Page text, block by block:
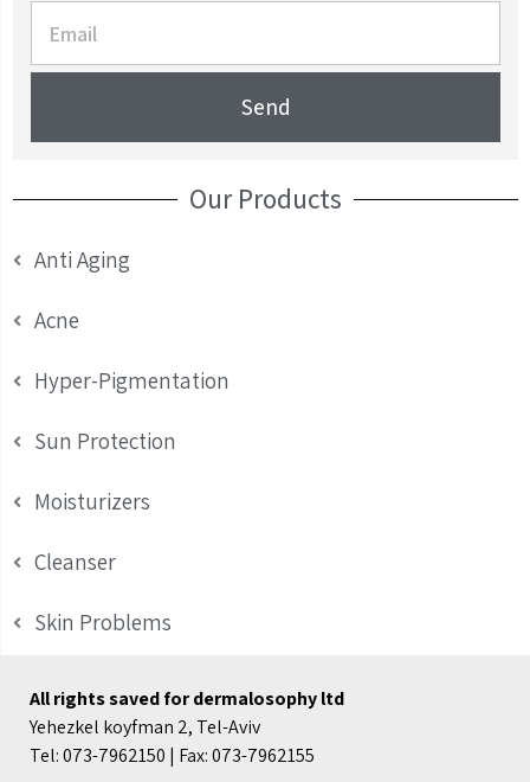
Send
Our Products
Anti Aging
Acne
Hyper-Pigmentation
Sun Protection
Moisturizers
Cleanser
Skin Problems
All rights saved for dermalosophy ltd
Yehezkel koyfman 2, Tel-Aviv
Tel: 073-7962150 | Fax: 073-7962155